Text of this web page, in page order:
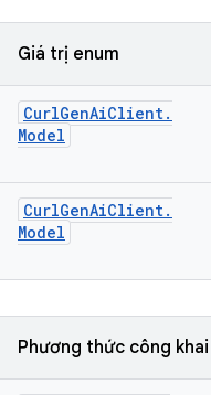
Giá trị enum
CurlGenAiClient.
Model
CurlGenAiClient.
Model
Phương thức công khai